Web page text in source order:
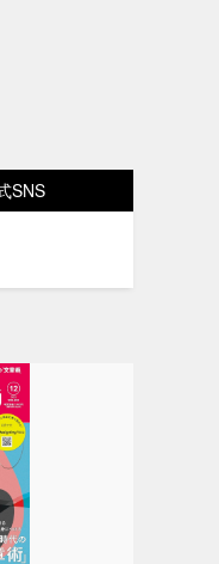
SNS